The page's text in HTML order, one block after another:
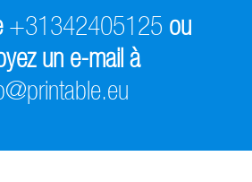
+31342405125 ou
un e-mail à